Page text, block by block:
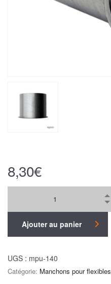
8,30€
Ajouter au panier
UGS : mpu-140
Catégorie: Manchons pour flexibles